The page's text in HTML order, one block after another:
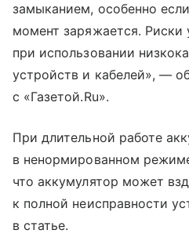
замыканием, особенно
момент заряжается. Риски
при использовании
устройств и кабелей», —
с «Газетой.Ru».
При длительной работе
в ненормированном
что аккумулятор может
к полной неисправности
в статье.